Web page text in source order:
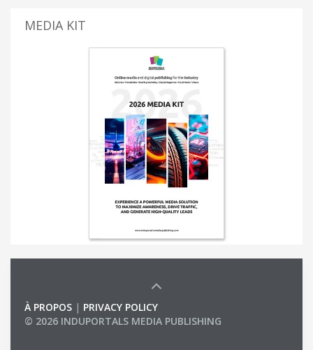
MEDIA KIT
À PROPOS | PRIVACY POLICY
© 2026 INDUPORTALS MEDIA PUBLISHING